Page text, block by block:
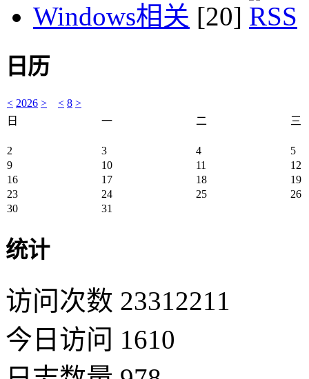
Windows相关 [20]
日历
< 2026 > < 8 >
日
一 二 三
2 3 4
5
9
10 11
12
16
17 18
19
23
24 25
26
30
31
统计
访问次数 23312211
今日访问 1610